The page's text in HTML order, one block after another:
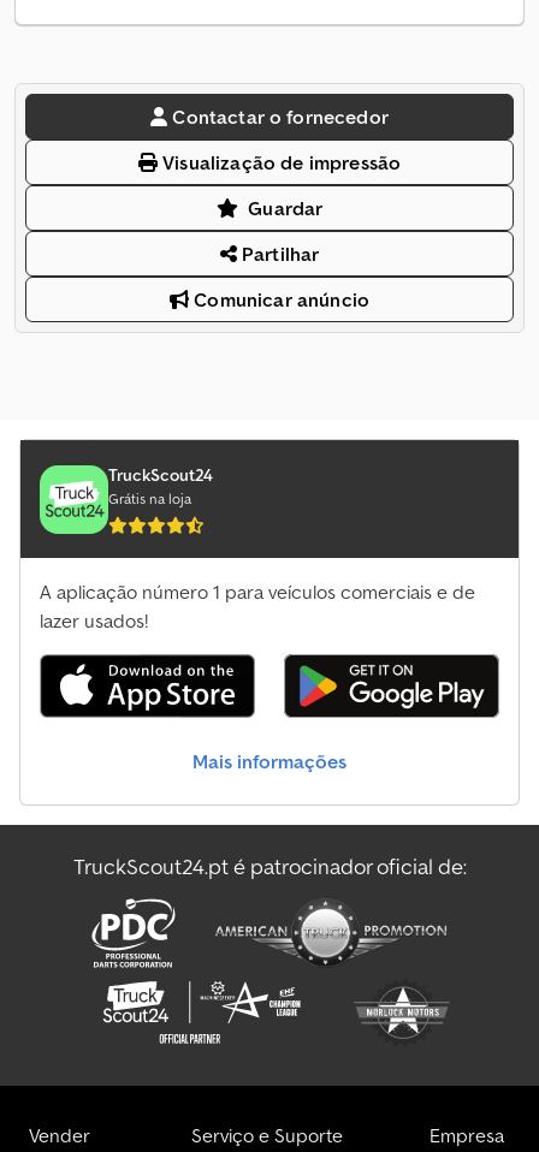
Contactar o fornecedor
Visualização de impressão
Guardar
Partilhar
Comunicar anúncio
TruckScout24
Grátis na loja
A aplicação número 1 para veículos comerciais e de
lazer usados!
Mais informações
TruckScout24.pt é patrocinador oficial de:
Vender Serviço e Suporte Empresa